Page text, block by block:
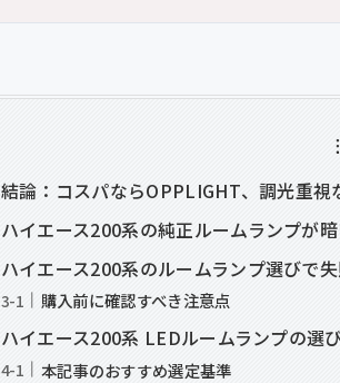
結論：コスパならOPPLIGHT、調光重視
ハイエース200系の純正ルームランプが
ハイエース200系のルームランプ選びで
購入前に確認すべき注意点
ハイエース200系 LEDルームランプの選
本記事のおすすめ選定基準